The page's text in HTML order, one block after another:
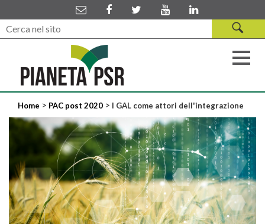
Home > PAC post 2020 > I GAL come attori dell'integrazione